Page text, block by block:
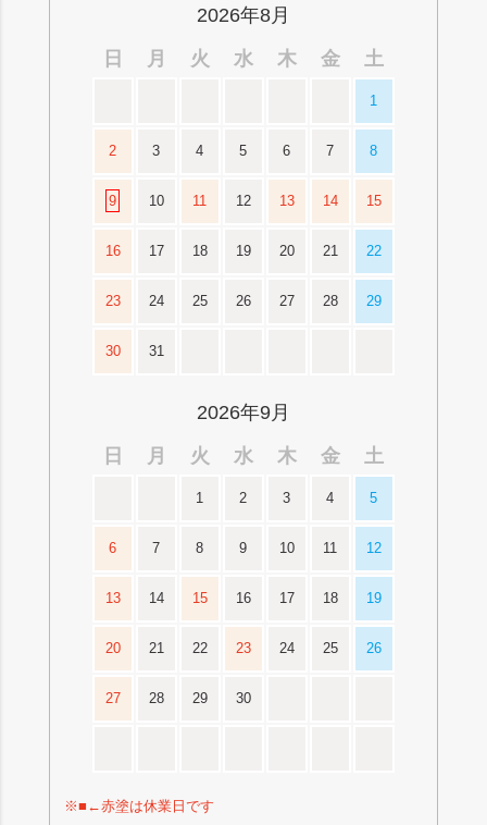
2026年8月
日
月 火 水 木 金 土
1
2 3 4 5 6 7 8
9 10 11 12 13 14 15
16 17 18 19 20 21 22
23 24 25 26 27 28 29
30 31
2026年9月
日
月 火 水 木 金 土
1 2 3 4 5
6 7 8 9 10 11 12
13 14 15 16 17 18 19
20 21 22 23 24 25 26
27 28 29 30
※■←赤塗は休業日です